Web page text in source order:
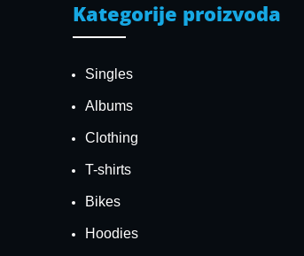
Kategorije proizvoda
Singles
Albums
Clothing
T-shirts
Bikes
Hoodies